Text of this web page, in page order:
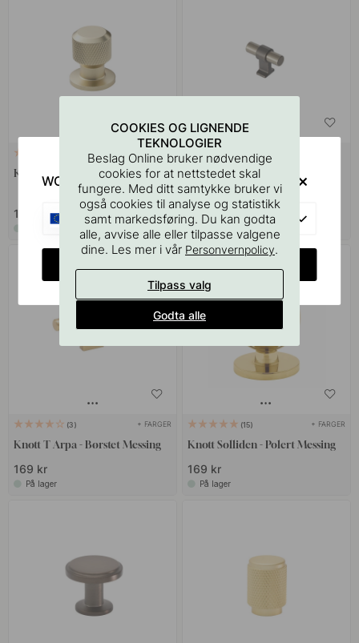
+ FARGER
Knott Manor Rund - Gull
189 kr
Knott T Bond - Antikk
Brun/Børstet Messing
139 kr
På lager
3 + FARGER
Knott T Arpa - Børstet Messing
169 kr
På lager
15 + FARGER
Knott Solliden - Polert Messing
169 kr
På lager
COOKIES OG LIGNENDE
TEKNOLOGIER
Beslag Online bruker nødvendige
cookies for at nettstedet skal
fungere. Med ditt samtykke bruker vi
også cookies til analyse og statistikk
samt markedsføring. Du kan godta
alle, avvise alle eller tilpasse valgene
dine. Les mer i vår Personvernpolicy.
Tilpass valg
Godta alle
WOULD YOU RATHER VISIT?
EU